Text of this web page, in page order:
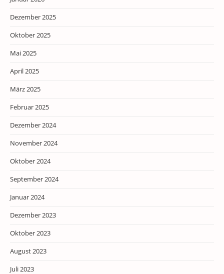
Dezember 2025
Oktober 2025
Mai 2025
April 2025
März 2025
Februar 2025
Dezember 2024
November 2024
Oktober 2024
September 2024
Januar 2024
Dezember 2023
Oktober 2023
August 2023
Juli 2023